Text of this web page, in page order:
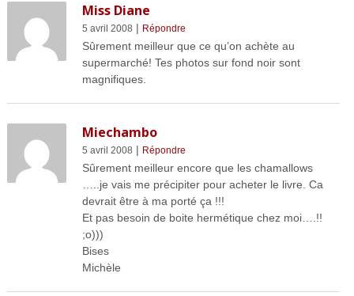
Miss Diane
5 avril 2008 | Répondre
Sûrement meilleur que ce qu’on achète au
supermarché! Tes photos sur fond noir sont
magnifiques.
Miechambo
5 avril 2008 | Répondre
Sûrement meilleur encore que les chamallows
…..je vais me précipiter pour acheter le livre. Ca
devrait être à ma porté ça !!!
Et pas besoin de boite hermétique chez moi….!!
;o)))
Bises
Michèle